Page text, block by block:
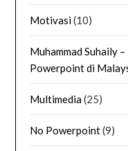
Motivasi(10)
Muhammad Suhaily
Powerpoint di
Multimedia(25)
No Powerpoint(9)